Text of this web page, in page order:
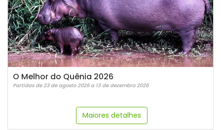
O Melhor do Quênia 2026
Partidas de 23 de agosto 2026 a 13 de dezembro 2026
Maiores detalhes